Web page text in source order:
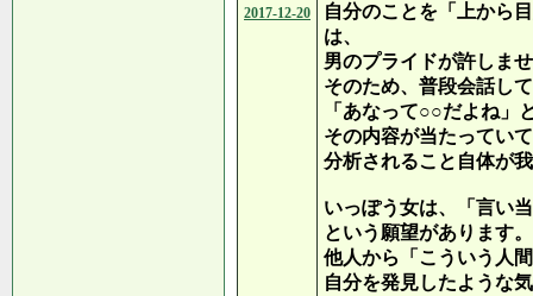
2017-12-20
自分のことを「上から
は、
男のプライドが許しま
そのため、普段会話し
「あなって○○だよね」
その内容が当たってい
分析されること自体が
いっぽう女は、「言い
という願望があります。
他人から「こういう人
自分を発見したような